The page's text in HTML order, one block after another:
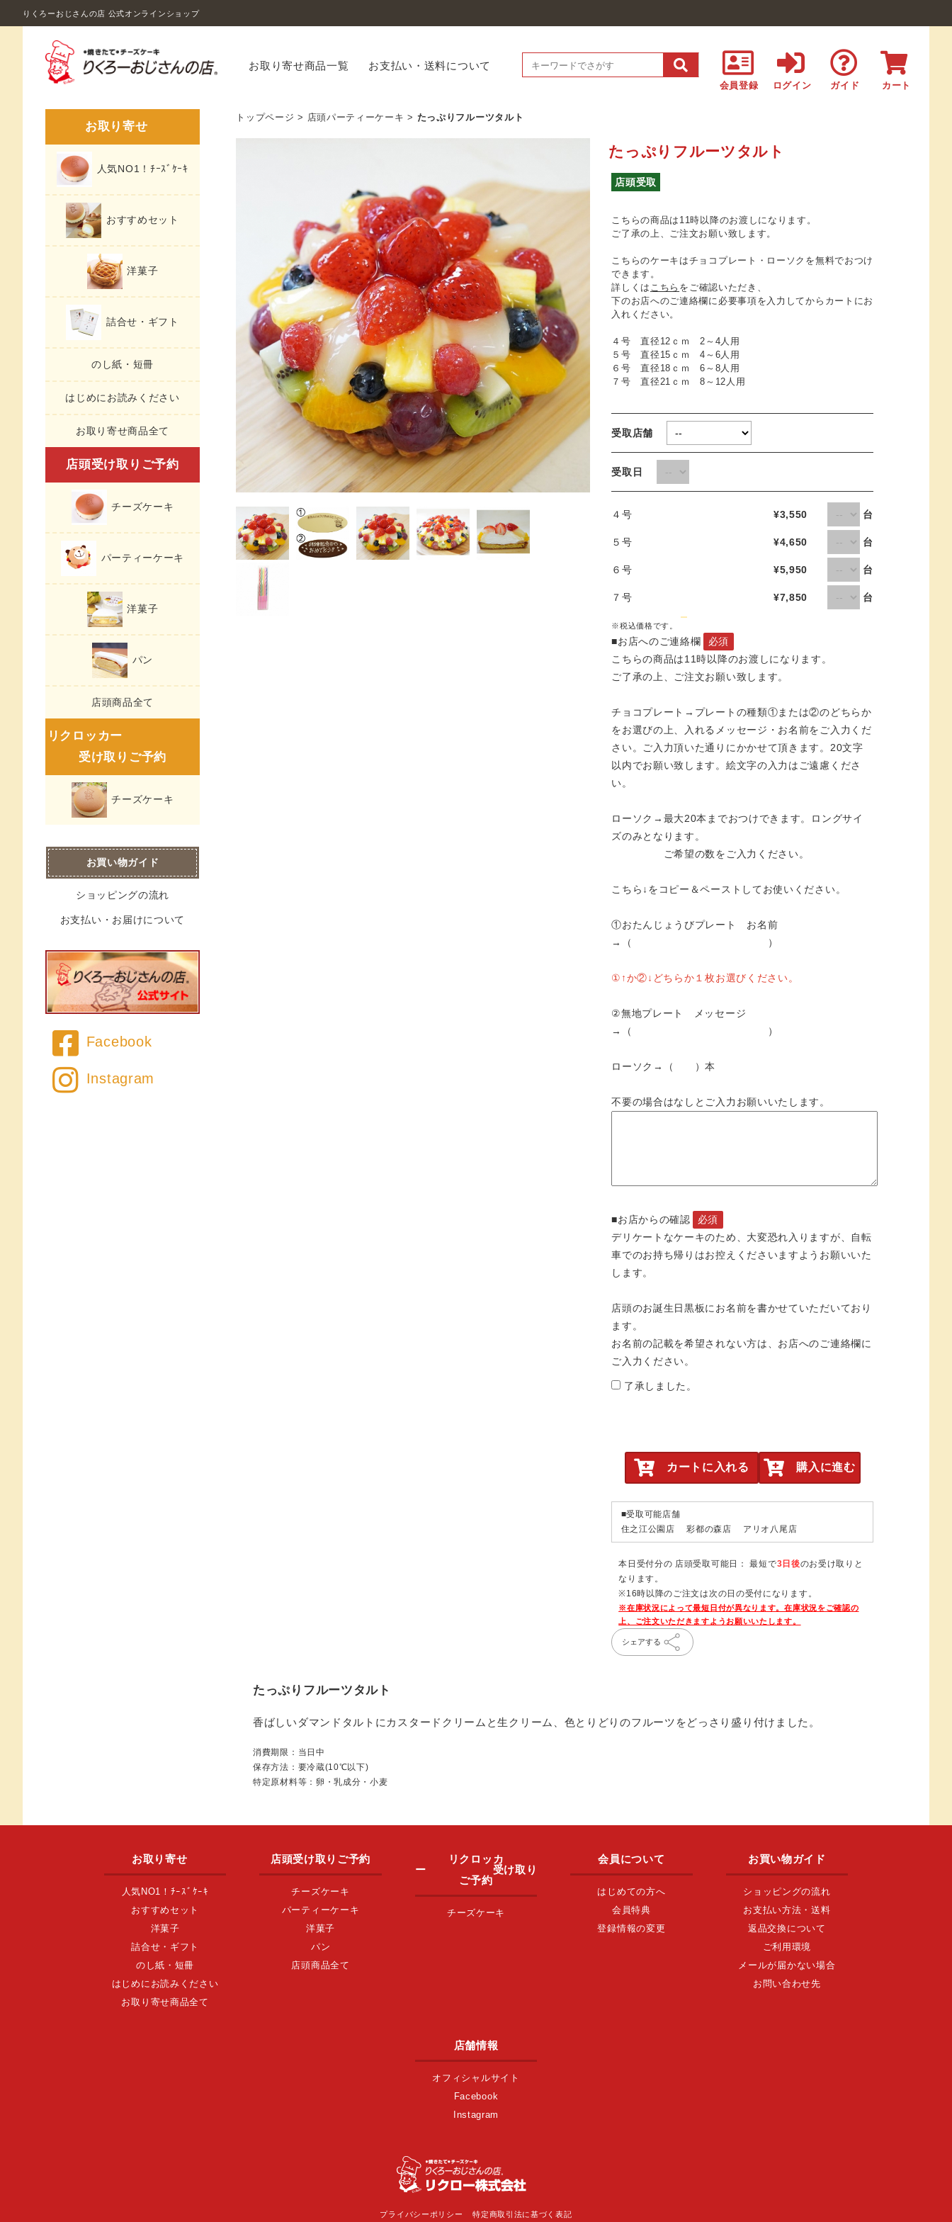
りくろーおじさんの店 公式オンラインショップ
会員登録 ログイン ガイド カート
お取り寄せ商品一覧 お支払い・送料について
お取り寄せ
人気NO1！ﾁｰｽﾞｹｰｷ
おすすめセット
洋菓子
詰合せ・ギフト
のし紙・短冊
はじめにお読みください
お取り寄せ商品全て
店頭受け取りご予約
チーズケーキ
パーティーケーキ
洋菓子
パン
店頭商品全て
リクロッカー
受け取りご予約
チーズケーキ
お買い物ガイド
ショッピングの流れ
お支払い・お届けについて
Facebook
Instagram
トップページ > 店頭パーティーケーキ > たっぷりフルーツタルト
たっぷりフルーツタルト
店頭受取
こちらの商品は11時以降のお渡しになります。
ご了承の上、ご注文お願い致します。
こちらのケーキはチョコプレート・ローソクを無料でおつけ
できます。
詳しくは こちら をご確認いただき、
下のお店へのご連絡欄に必要事項を入力してからカートにお
入れください。
４号 直径12ｃｍ 2～4人用
５号 直径15ｃｍ 4～6人用
６号 直径18ｃｍ 6～8人用
７号 直径21ｃｍ 8～12人用
受取店舗
受取日
４号 ¥3,550 台
５号 ¥4,650 台
６号 ¥5,950 台
７号 ¥7,850 台
※税込価格です。
■お店へのご連絡欄
必須
こちらの商品は11時以降のお渡しになります。
ご了承の上、ご注文お願い致します。
チョコプレート→プレートの種類①または②のどちらか
をお選びの上、入れるメッセージ・お名前をご入力くだ
さい。ご入力頂いた通りにかかせて頂きます。20文字
以内でお願い致します。絵文字の入力はご遠慮くださ
い。
ローソク→最大20本までおつけできます。ロングサイ
ズのみとなります。
ご希望の数をご入力ください。
こちら↓をコピー＆ペーストしてお使いください。
①おたんじょうびプレート お名前
→（ ）
①↑か②↓どちらか１枚お選びください。
②無地プレート メッセージ
→（ ）
ローソク→（ ）本
不要の場合はなしとご入力お願いいたします。
■お店からの確認
必須
デリケートなケーキのため、大変恐れ入りますが、自転
車でのお持ち帰りはお控えくださいますようお願いいた
します。
店頭のお誕生日黒板にお名前を書かせていただいており
ます。
お名前の記載を希望されない方は、お店へのご連絡欄に
ご入力ください。
了承しました。
カートに入れる 購入に進む
■受取可能店舗
住之江公園店 彩都の森店 アリオ八尾店
本日受付分の 店頭受取可能日： 最短で3日後のお受け取りと
なります。
※16時以降のご注文は次の日の受付になります。
シェアする
たっぷりフルーツタルト
香ばしいダマンドタルトにカスタードクリームと生クリーム、色とりどりのフルーツをどっさり盛り付けました。
消費期限：当日中
保存方法：要冷蔵(10℃以下)
特定原材料等：卵・乳成分・小麦
お取り寄せ
人気NO1！ﾁｰｽﾞｹｰｷ
おすすめセット
洋菓子
詰合せ・ギフト
のし紙・短冊
はじめにお読みください
お取り寄せ商品全て
店頭受け取りご予約
チーズケーキ
パーティーケーキ
洋菓子
パン
店頭商品全て
リクロッカ
ー 受け取り
ご予約
チーズケーキ
会員について
はじめての方へ
会員特典
登録情報の変更
お買い物ガイド
ショッピングの流れ
お支払い方法・送料
返品交換について
ご利用環境
メールが届かない場合
お問い合わせ先
店舗情報
オフィシャルサイト
Facebook
Instagram
プライバシーポリシー 特定商取引法に基づく表記